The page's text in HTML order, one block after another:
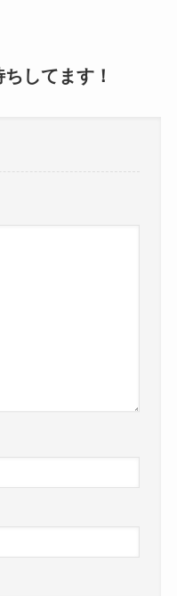
してます！